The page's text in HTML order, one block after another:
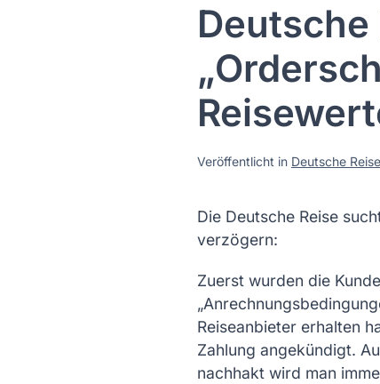
Deutsche
Veröffentlicht in Deutsche Reise
Die Deutsche Reise
verzögern:
Zuerst wurden die
Reiseanbieter erhalten
Zahlung angekündigt.
nachhakt wird man